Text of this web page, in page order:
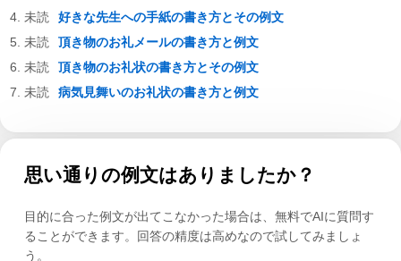
好きな先生への手紙の書き方とその例文
頂き物のお礼メールの書き方と例文
頂き物のお礼状の書き方とその例文
病気見舞いのお礼状の書き方と例文
思い通りの例文はありましたか？
目的に合った例文が出てこなかった場合は、無料でAIに質問す
ることができます。回答の精度は高めなので試してみましょ
う。